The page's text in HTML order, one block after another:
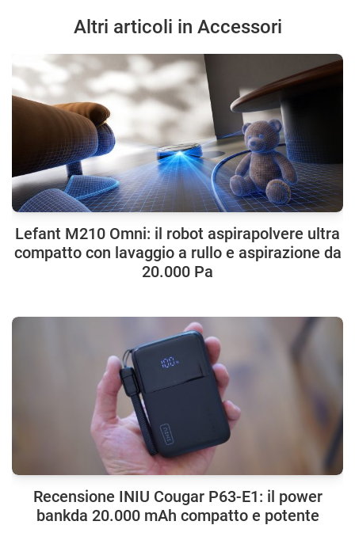
Altri articoli in Accessori
Lefant M210 Omni: il robot aspirapolvere ultra
compatto con lavaggio a rullo e aspirazione da
20.000 Pa
Recensione INIU Cougar P63-E1: il power
bankda 20.000 mAh compatto e potente